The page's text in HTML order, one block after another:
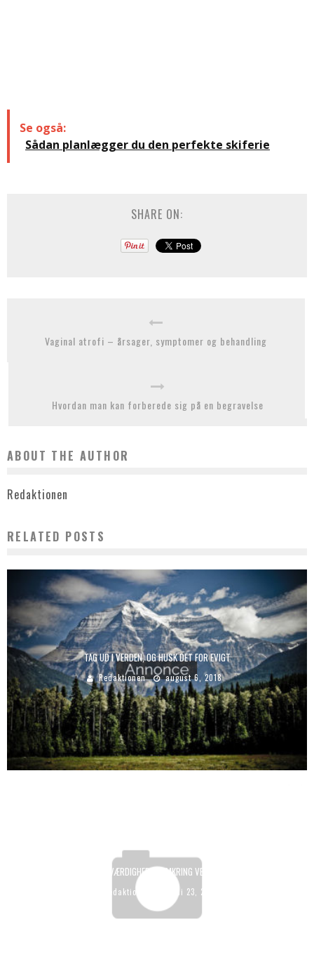
Se også:
Sådan planlægger du den perfekte skiferie
SHARE ON:
Vaginal atrofi – årsager, symptomer og behandling
Hvordan man kan forberede sig på en begravelse
ABOUT THE AUTHOR
Redaktionen
RELATED POSTS
TAG UD I VERDEN, OG HUSK DET FOR EVIGT
Redaktionen august 6, 2018
SEVÆRDIGHEDER OMKRING VEJLE
Redaktionen juli 23, 2018